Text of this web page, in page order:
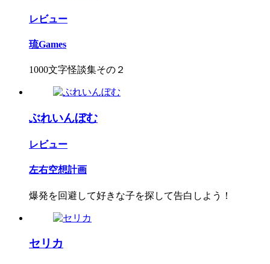
レビュー
琉Games
1000文字怪談集その２
ぶれいんぼむ
レビュー
左右空想計画
爆発を回避して好きな子を探して告白しよう！
セリカ